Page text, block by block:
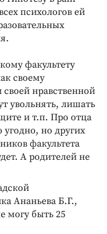
психологов ей
факультету
своему
нравственной
увольнять, лишать
и т.п. Про отца
угодно, но других
факультета
А родителей не
Ананьева Б.Г.,
могу быть 25